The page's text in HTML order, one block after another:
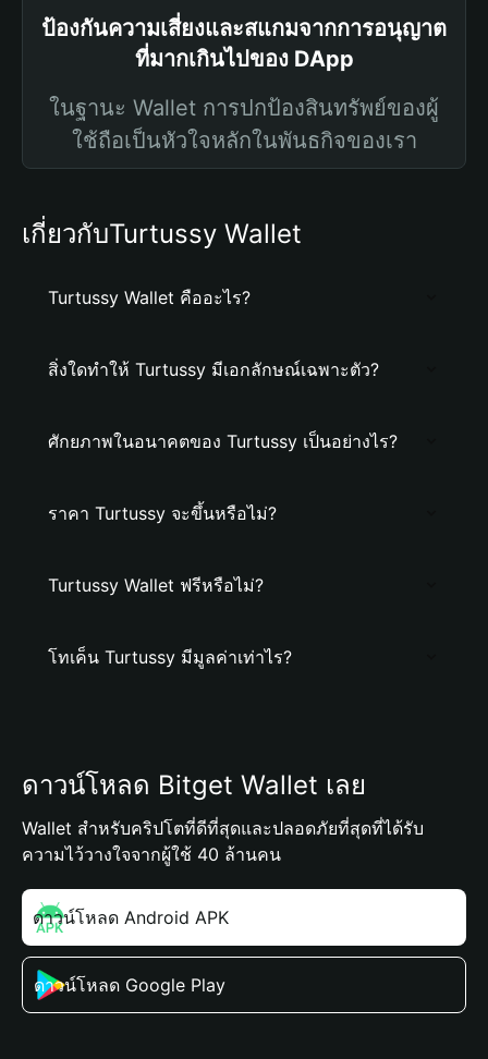
ป้องกันความเสี่ยงและสแกมจากการอนุญาต
ที่มากเกินไปของ DApp
ในฐานะ Wallet การปกป้องสินทรัพย์ของผู้
ใช้ถือเป็นหัวใจหลักในพันธกิจของเรา
เกี่ยวกับTurtussy Wallet
Turtussy Wallet คืออะไร?
สิ่งใดทำให้ Turtussy มีเอกลักษณ์เฉพาะตัว?
ศักยภาพในอนาคตของ Turtussy เป็นอย่างไร?
ราคา Turtussy จะขึ้นหรือไม่?
Turtussy Wallet ฟรีหรือไม่?
โทเค็น Turtussy มีมูลค่าเท่าไร?
ดาวน์โหลด Bitget Wallet เลย
Wallet สำหรับคริปโตที่ดีที่สุดและปลอดภัยที่สุดที่ได้รับ
ความไว้วางใจจากผู้ใช้ 40 ล้านคน
ดาวน์โหลด Android APK
ดาวน์โหลด Google Play